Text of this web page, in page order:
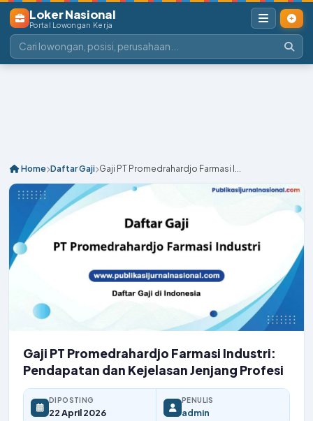
Loker Nasional
Portal Lowongan Kerja
Home Daftar Gaji Gaji PT Promedrahardjo Farmasi I...
Gaji PT Promedrahardjo Farmasi Industri:
Pendapatan dan Kejelasan Jenjang Profesi
DIPOSTING
22 April 2026
PENULIS
admin